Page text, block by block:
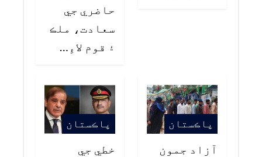
حاضري جي
سعادت، ملڪ
۽ قوم لاءِ…
پاڪستان
آزاد جمون
پاڪستان
خطي جي